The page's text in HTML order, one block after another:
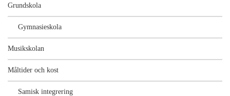
Grundskola
Gymnasieskola
Musikskolan
Måltider och kost
Samisk integrering